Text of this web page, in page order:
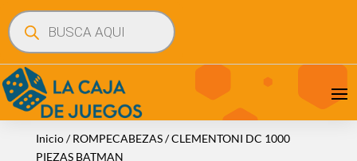
Búsqueda
de
productos
Inicio/ROMPECABEZAS/ CLEMENTONI DC 1000
PIEZAS BATMAN